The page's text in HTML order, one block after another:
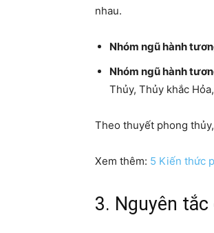
nhau.
Nhóm ngũ hành
Nhóm ngũ hành
Thủy, Thủy khắc
Theo thuyết phong
Xem thêm: 5 Kiến thức
3. Nguyên